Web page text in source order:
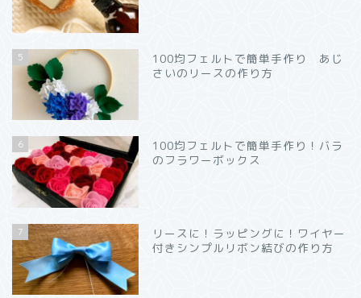
5
100均フェルトで簡単手作り あじ
さいのリースの作り方
6
100均フェルトで簡単手作り！バラ
のフラワーボックス
7
リースに！ラッピングに！ワイヤー
付きシンプルリボン結びの作り方